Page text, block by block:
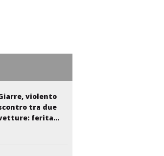
violento
tra due
ferita...